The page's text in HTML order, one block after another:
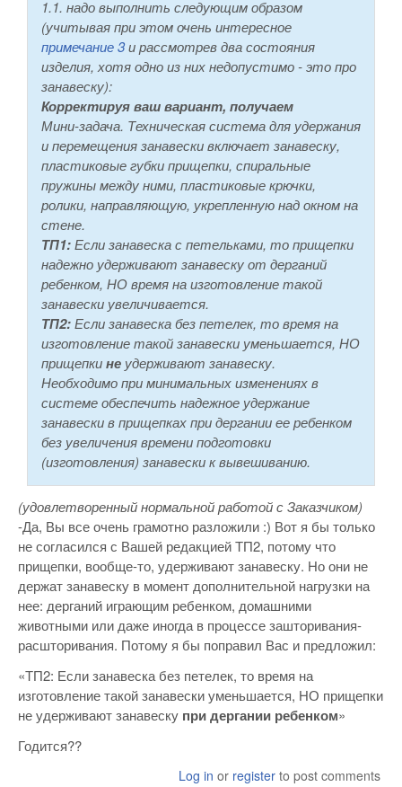
1.1. надо выполнить следующим образом
(учитывая при этом очень интересное
примечание 3и рассмотрев два состояния
изделия, хотя одно из них недопустимо - это про
занавеску):
Корректируя ваш вариант, получаем
Мини-задача. Техническая система для удержания
и перемещения занавески включает занавеску,
пластиковые губки прищепки, спиральные
пружины между ними, пластиковые крючки,
ролики, направляющую, укрепленную над окном на
стене.
ТП1:Если занавеска с петельками, то прищепки
надежно удерживают занавеску от дерганий
ребенком, НО время на изготовление такой
занавески увеличивается.
ТП2:Если занавеска без петелек, то время на
изготовление такой занавески уменьшается, НО
прищепкине удерживают занавеску.
Необходимо при минимальных изменениях в
системе обеспечить надежное удержание
занавески в прищепках при дергании ее ребенком
без увеличения времени подготовки
(изготовления) занавески к вывешиванию.
(удовлетворенный нормальной работой с Заказчиком)
-Да, Вы все очень грамотно разложили :) Вот я бы только
не согласился с Вашей редакцией ТП2, потому что
прищепки, вообще-то, удерживают занавеску. Но они не
держат занавеску в момент дополнительной нагрузки на
нее: дерганий играющим ребенком, домашними
животными или даже иногда в процессе зашторивания-
расшторивания. Потому я бы поправил Вас и предложил:
«ТП2: Если занавеска без петелек, то время на
изготовление такой занавески уменьшается, НО прищепки
не удерживают занавеску при дергании ребенком»
Годится??
Log in or register to post comments